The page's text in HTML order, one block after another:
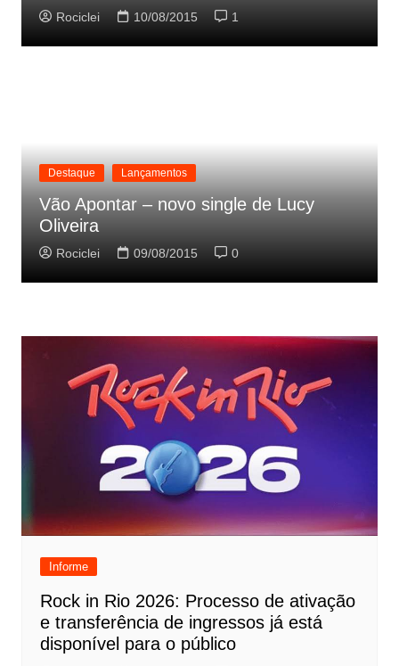
Rociclei 10/08/2015 1
Destaque Lançamentos
Vão Apontar – novo single de Lucy
Oliveira
Rociclei 09/08/2015 0
Informe
Rock in Rio 2026: Processo de ativação
e transferência de ingressos já está
disponível para o público